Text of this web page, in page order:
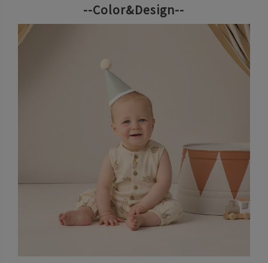
--Color&Design--